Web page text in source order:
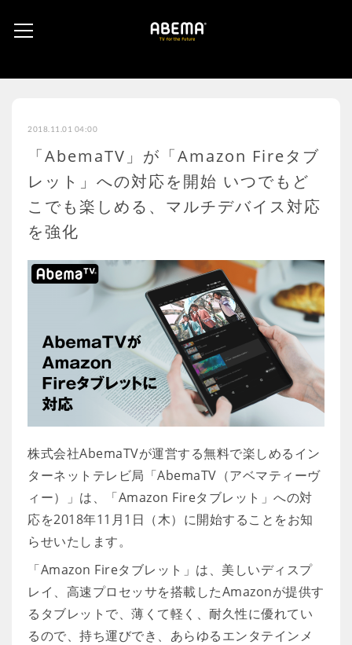
2018.11.01 04:00
「AbemaTV」が「Amazon Fireタブ
レット」への対応を開始 いつでもど
こでも楽しめる、マルチデバイス対応
を強化
株式会社AbemaTVが運営する無料で楽しめるイン
ターネットテレビ局「AbemaTV（アベマティーヴ
ィー）」は、「Amazon Fireタブレット」への対
応を2018年11月1日（木）に開始することをお知
らせいたします。
「Amazon Fireタブレット」は、美しいディスプ
レイ、高速プロセッサを搭載したAmazonが提供す
るタブレットで、薄くて軽く、耐久性に優れてい
るので、持ち運びでき、あらゆるエンタテインメ